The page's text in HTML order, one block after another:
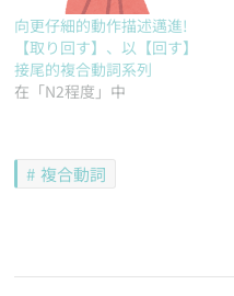
向更仔細的動作描述邁進!
【取り回す】、以【回す】
接尾的複合動詞系列
在「N2程度」中
複合動詞